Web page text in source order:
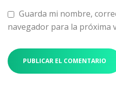
Guarda mi nombre,
navegador para la próxima